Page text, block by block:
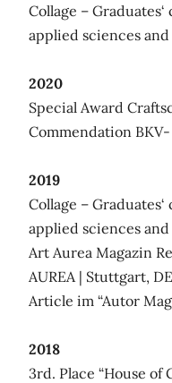
Collage –
applied sciences
2020
Special Award
Commendation
2019
Collage –
applied sciences
Art Aurea Magazin
AUREA | Stuttgart,
Article im “Autor
2018
3rd. Place “House of